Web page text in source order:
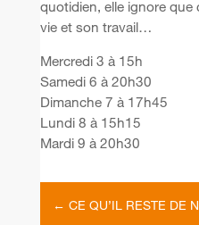
quotidien, elle ignore que
vie et son travail…
Mercredi 3 à 15h
Samedi 6 à 20h30
Dimanche 7 à 17h45
Lundi 8 à 15h15
Mardi 9 à 20h30
← CE QU’IL RESTE DE